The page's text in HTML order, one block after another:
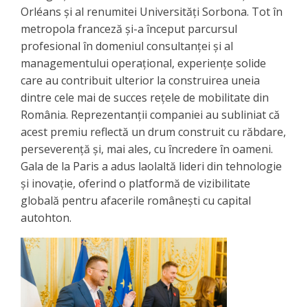
Orléans și al renumitei Universități Sorbona. Tot în
metropola franceză și-a început parcursul
profesional în domeniul consultanței și al
managementului operațional, experiențe solide
care au contribuit ulterior la construirea uneia
dintre cele mai de succes rețele de mobilitate din
România. ​Reprezentanții companiei au subliniat că
acest premiu reflectă un drum construit cu răbdare,
perseverență și, mai ales, cu încredere în oameni.
Gala de la Paris a adus laolaltă lideri din tehnologie
și inovație, oferind o platformă de vizibilitate
globală pentru afacerile românești cu capital
autohton.